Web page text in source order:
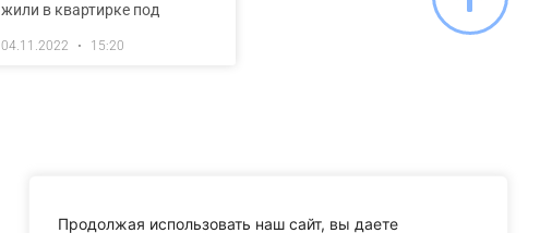
Продолжая использовать наш сайт, вы даете
жили в квартирке под
04.11.2022 15:20